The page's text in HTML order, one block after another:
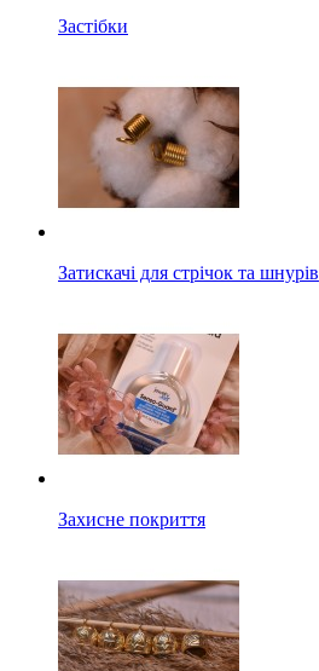
Застібки
Затискачі для стрічок та шнурів
Захисне покриття